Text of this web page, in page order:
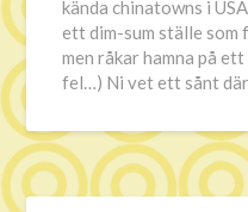
kända chinatowns i
ett dim-sum ställe
men råkar hamna på
fel…) Ni vet ett sånt